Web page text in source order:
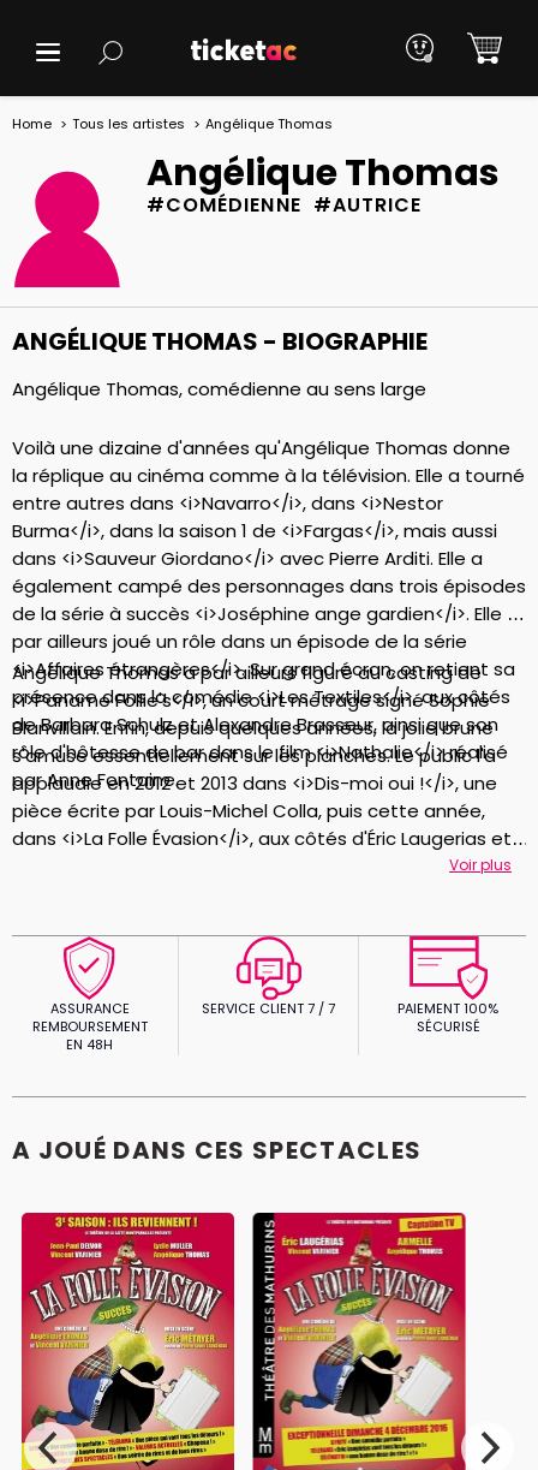
Home Tous les artistes Angélique Thomas
Angélique Thomas
#COMÉDIENNE #AUTRICE
ANGÉLIQUE THOMAS - BIOGRAPHIE
Angélique Thomas, comédienne au sens large
Voilà une dizaine d'années qu'Angélique Thomas donne
la réplique au cinéma comme à la télévision. Elle a tourné
entre autres dans <i>Navarro</i>, dans <i>Nestor
Burma</i>, dans la saison 1 de <i>Fargas</i>, mais aussi
dans <i>Sauveur Giordano</i> avec Pierre Arditi. Elle a
également campé des personnages dans trois épisodes
de la série à succès <i>Joséphine ange gardien</i>. Elle a
par ailleurs joué un rôle dans un épisode de la série
<i>Affaires étrangères</i>. Sur grand écran, on retient sa
présence dans la comédie <i>Les Textiles</i>, aux côtés
de Barbara Schulz et Alexandre Brasseur, ainsi que son
rôle d'hôtesse de bar dans le film <i>Nathalie</i> réalisé
par Anne Fontaine.
Angélique Thomas a par ailleurs figuré au casting de
<i>Paname Follie's</i>, un court métrage signé Sophie
Blanvillain. Enfin, depuis quelques années, la jolie brune
s'amuse essentiellement sur les planches. Le public l'a
applaudie en 2012 et 2013 dans <i>Dis-moi oui !</i>, une
pièce écrite par Louis-Michel Colla, puis cette année,
dans <i>La Folle Évasion</i>, aux côtés d'Éric Laugerias et
Lydie Muller. Cette comédie loufoque mise en scène par
Voir plus
ASSURANCE
REMBOURSEMENT
EN 48H
SERVICE CLIENT 7 / 7
PAIEMENT 100%
SÉCURISÉ
A JOUÉ DANS CES SPECTACLES